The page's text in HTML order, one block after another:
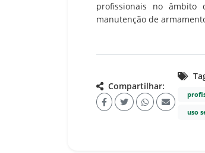
profissionais no
manutenção de
Compartilhar:
uso